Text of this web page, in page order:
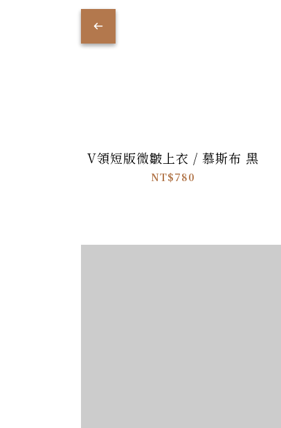
V領短版微皺上衣 / 慕斯布 黑
NT$780